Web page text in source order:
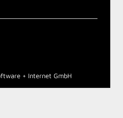
+ Internet GmbH